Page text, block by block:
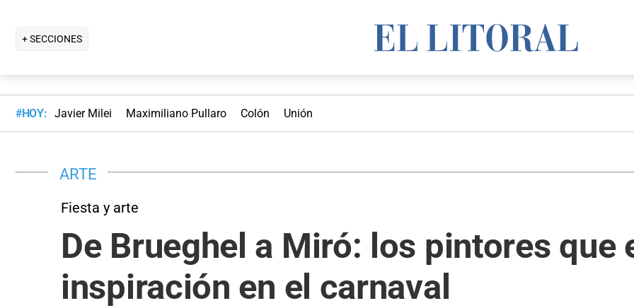
+ SECCIONES
#HOY: Javier Milei Maximiliano Pullaro Colón Unión
ARTE
Fiesta y arte
De Brueghel a Miró: los pintores que
inspiración en el carnaval